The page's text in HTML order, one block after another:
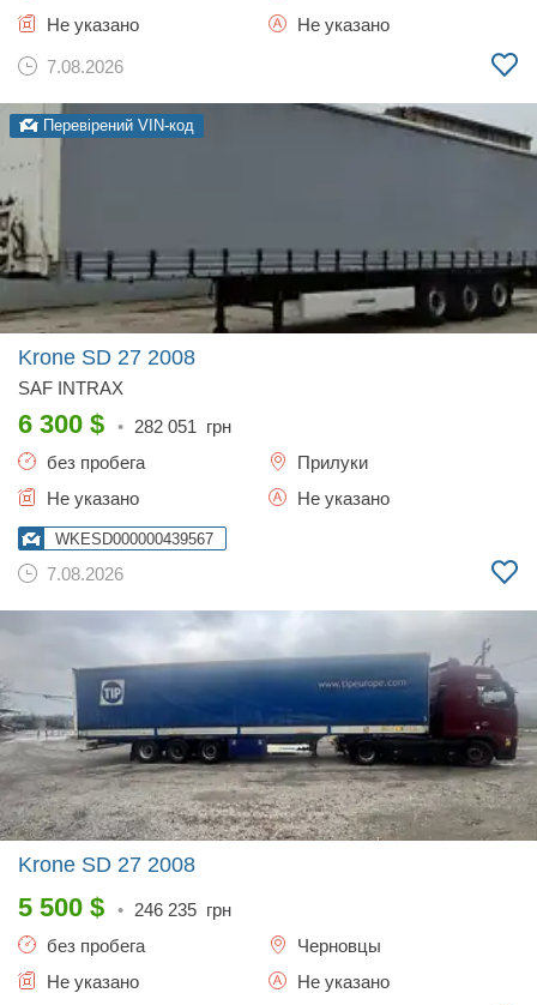
Не указано
Не указано
7.08.2026
Перевірений VIN-код
Krone SD 27 2008
SAF INTRAX
6 300 $ • 282 051 грн
без пробега
Прилуки
Не указано
Не указано
WKESD000000439567
7.08.2026
Krone SD 27 2008
5 500 $ • 246 235 грн
без пробега
Черновцы
Не указано
Не указано